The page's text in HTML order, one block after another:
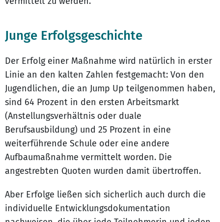
Junge Erfolgsgeschichte
Der Erfolg einer Maßnahme wird natürlich in erster
Linie an den kalten Zahlen festgemacht: Von den
Jugendlichen, die an Jump Up teilgenommen haben,
sind 64 Prozent in den ersten Arbeitsmarkt
(Anstellungsverhältnis oder duale
Berufsausbildung) und 25 Prozent in eine
weiterführende Schule oder eine andere
Aufbaumaßnahme vermittelt worden. Die
angestrebten Quoten wurden damit übertroffen.
Aber Erfolge ließen sich sicherlich auch durch die
individuelle Entwicklungsdokumentation